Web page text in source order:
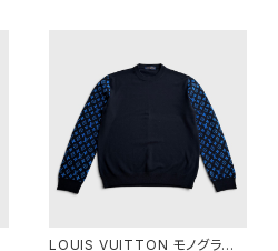
LOUIS VUITTON モノグラム